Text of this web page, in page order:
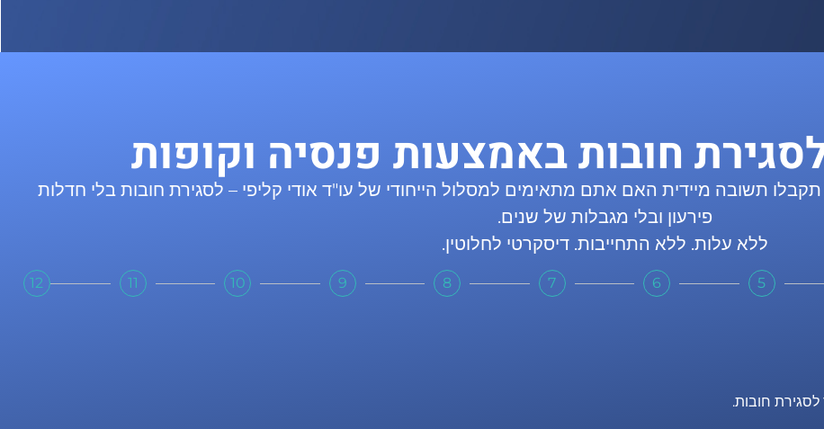
חובות באמצעות פנסיה וקופות
תשובה מיידית האם אתם מתאימים למסלול הייחודי של עו"ד אודי קליפי – לסגירת חובות בלי חדלות
פירעון ובלי מגבלות של שנים.
ללא עלות. ללא התחייבות. דיסקרטי לחלוטין.
5
6
7
8
9
10
11
12
חובות.